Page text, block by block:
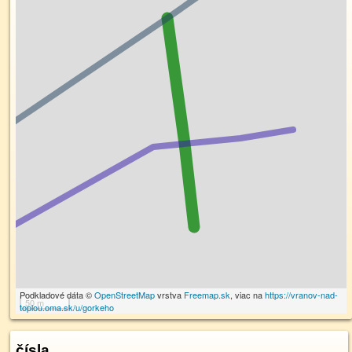
50 m
Podkladové dáta ©OpenStreetMapvrstva Freemap.sk, viac nahttps://vranov-nad-
toplou.oma.sk/u/gorkeho